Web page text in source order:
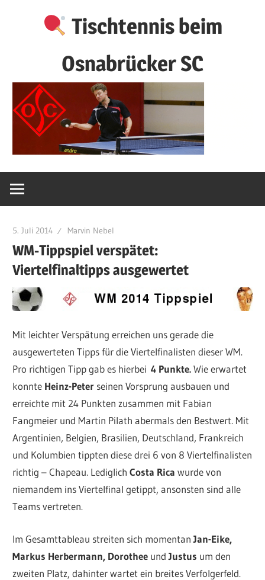
Tischtennis beim
Osnabrücker SC
5. Juli 2014 Marvin Nebel
WM-Tippspiel verspätet:
Viertelfinaltipps ausgewertet
Mit leichter Verspätung erreichen uns gerade die
ausgewerteten Tipps für die Viertelfinalisten dieser WM.
Pro richtigen Tipp gab es hierbei4 Punkte.Wie erwartet
konnte Heinz-Peter seinen Vorsprung ausbauen und
erreichte mit 24 Punkten zusammen mit Fabian
Fangmeier und Martin Pilath abermals den Bestwert. Mit
Argentinien, Belgien, Brasilien, Deutschland, Frankreich
und Kolumbien tippten diese drei 6 von 8 Viertelfinalisten
richtig – Chapeau. LediglichCosta Rica wurde von
niemandem ins Viertelfinal getippt, ansonsten sind alle
Teams vertreten.
Im Gesamttableau streiten sich momentanJan-Eike,
Markus Herbermann, Dorothee undJustus um den
zweiten Platz, dahinter wartet ein breites Verfolgerfeld.